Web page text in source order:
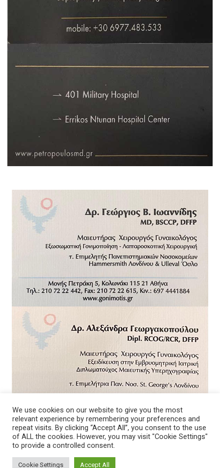
© 2026 - Νοσοκομείο. All Rights Reserved.
We use cookies on our website to give you the most
relevant experience by remembering your preferences and
repeat visits. By clicking “Accept All”, you consent to the use
of ALL the cookies. However, you may visit "Cookie Settings"
to provide a controlled consent.
Cookie Settings Accept All